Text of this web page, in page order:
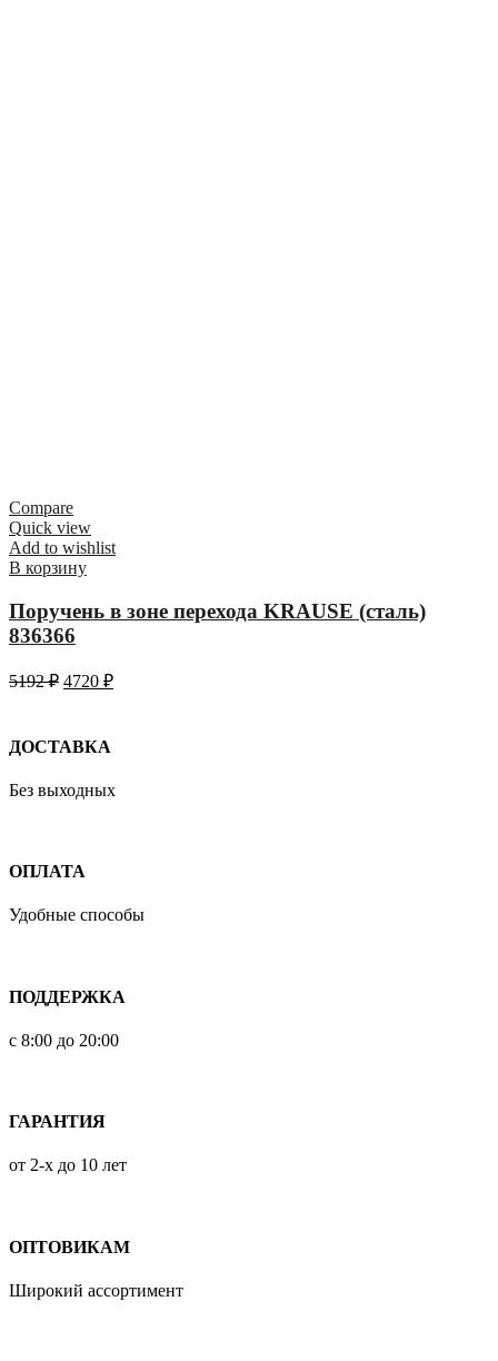
Compare
Quick view
Add to wishlist
В корзину
Поручень в зоне перехода KRAUSE (сталь)
836366
5192₽ 4720 ₽
ДОСТАВКА
Без выходных
ОПЛАТА
Удобные способы
ПОДДЕРЖКА
с 8:00 до 20:00
ГАРАНТИЯ
от 2-х до 10 лет
ОПТОВИКАМ
Широкий ассортимент